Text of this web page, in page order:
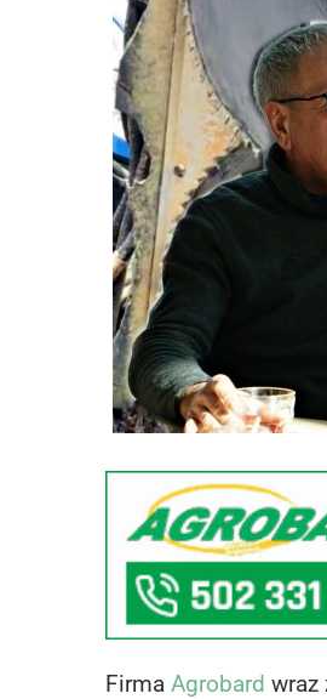
Firma Agrobard wraz